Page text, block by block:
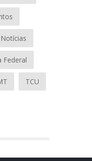
Notícias
Federal
TCU